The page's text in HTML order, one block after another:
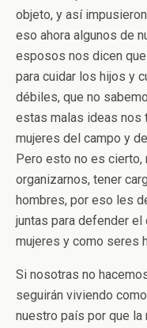
objeto, y así
eso ahora algunos de
esposos nos dicen
para cuidar los hijos y
débiles, que no
estas malas ideas nos
mujeres del campo y
Pero esto no es
organizarnos, tener
hombres, por eso les
juntas para defender
mujeres y como seres
Si nosotras no
seguirán viviendo
nuestro país por que la